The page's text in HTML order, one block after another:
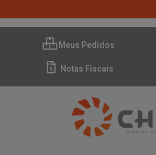
Meus Pedidos
Notas Fiscais